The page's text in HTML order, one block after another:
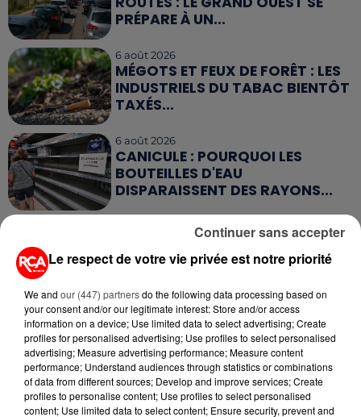
PRÉPARE À UN...
6 août 2026
MÉGOTS ET FEUX DE FORÊT : LES
INDUSTRIELS DU TABAC BIENTÔT
TAXÉS...
6 août 2026
CANICULE : POURQUOI LES
BOUTEILLES D'EAU
DISPARAISSENT DES RAYONS...
MANGER SAINEMENT COÛTE 25 %
PLUS CHER QU'IL Y A CINQ ANS,
5 août 2026
QUELLES SONT LES MARQUES QUI
OFFRENT LE MEILLEUR RAPPORT...
Le respect de votre vie privée est notre priorité
We and our (447) partnersdo the following data processing based on
your consent and/or our legitimate interest: Store and/or access
information on a device; Use limited data to select advertising; Create
profiles for personalised advertising; Use profiles to select personalised
advertising; Measure advertising performance; Measure content
performance; Understand audiences through statistics or combinations
of data from different sources; Develop and improve services; Create
profiles to personalise content; Use profiles to select personalised
content; Use limited data to select content; Ensure security, prevent and
Continuer sans accepter